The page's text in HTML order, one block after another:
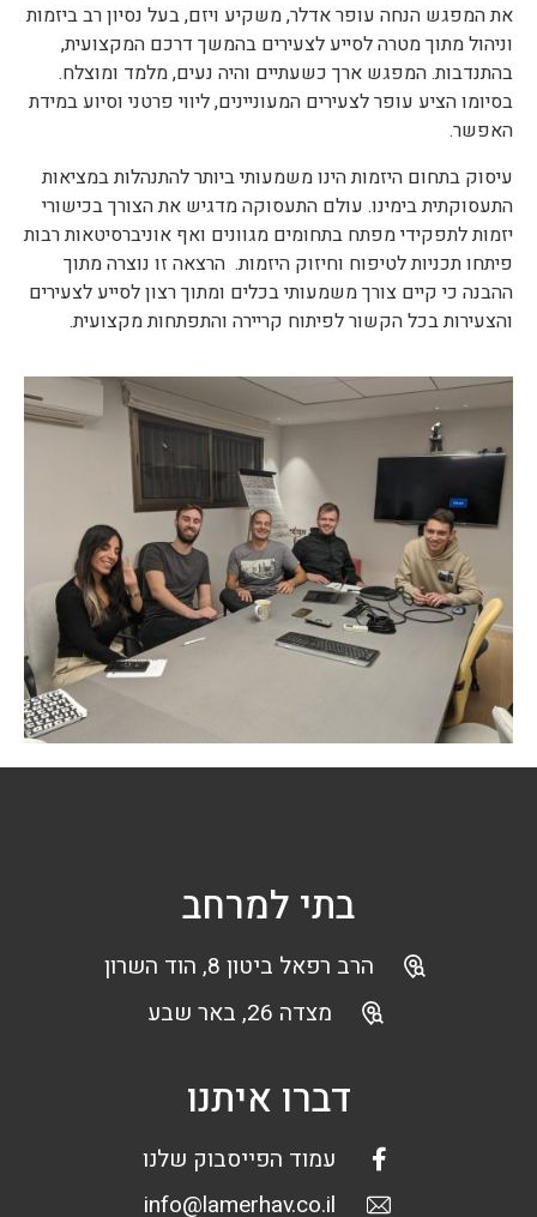
את המפגש הנחה עופר אדלר, משקיע ויזם, בעל נסיון רב ביזמות
וניהול מתוך מטרה לסייע לצעירים בהמשך דרכם המקצועית,
בהתנדבות. המפגש ארך כשעתיים והיה נעים, מלמד ומוצלח.
בסיומו הציע עופר לצעירים המעוניינים, ליווי פרטני וסיוע במידת
האפשר.
עיסוק בתחום היזמות הינו משמעותי ביותר להתנהלות במציאות
התעסוקתית בימינו. עולם התעסוקה מדגיש את הצורך בכישורי
יזמות לתפקידי מפתח בתחומים מגוונים ואף אוניברסיטאות רבות
פיתחו תכניות לטיפוח וחיזוק היזמות. הרצאה זו נוצרה מתוך
ההבנה כי קיים צורך משמעותי בכלים ומתוך רצון לסייע לצעירים
והצעירות בכל הקשור לפיתוח קריירה והתפתחות מקצועית.
בתי למרחב
הרב רפאל ביטון 8, הוד השרון
מצדה 26, באר שבע
דברו איתנו
עמוד הפייסבוק שלנו
info@lamerhav.co.il